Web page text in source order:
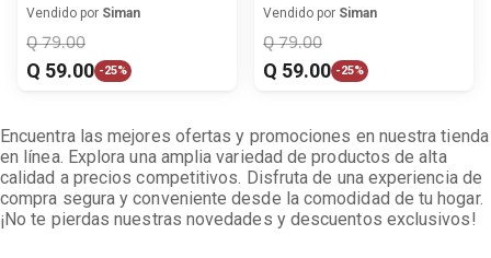
Vendido por Siman
Q 79.00
Q 59.00 -25%
mascota
Vendido por Siman
Q 79.00
Q 59.00 -25%
Encuentra las mejores ofertas y promociones en nuestra tienda
en línea. Explora una amplia variedad de productos de alta
calidad a precios competitivos. Disfruta de una experiencia de
compra segura y conveniente desde la comodidad de tu hogar.
¡No te pierdas nuestras novedades y descuentos exclusivos!